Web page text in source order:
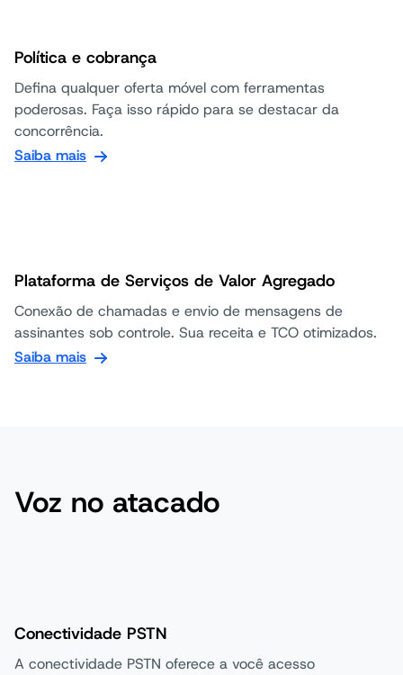
Política e cobrança
Defina qualquer oferta móvel com ferramentas
poderosas. Faça isso rápido para se destacar da
concorrência.
Saiba mais
Plataforma de Serviços de Valor Agregado
Conexão de chamadas e envio de mensagens de
assinantes sob controle. Sua receita e TCO otimizados.
Saiba mais
Voz no atacado
Conectividade PSTN
A conectividade PSTN oferece a você acesso